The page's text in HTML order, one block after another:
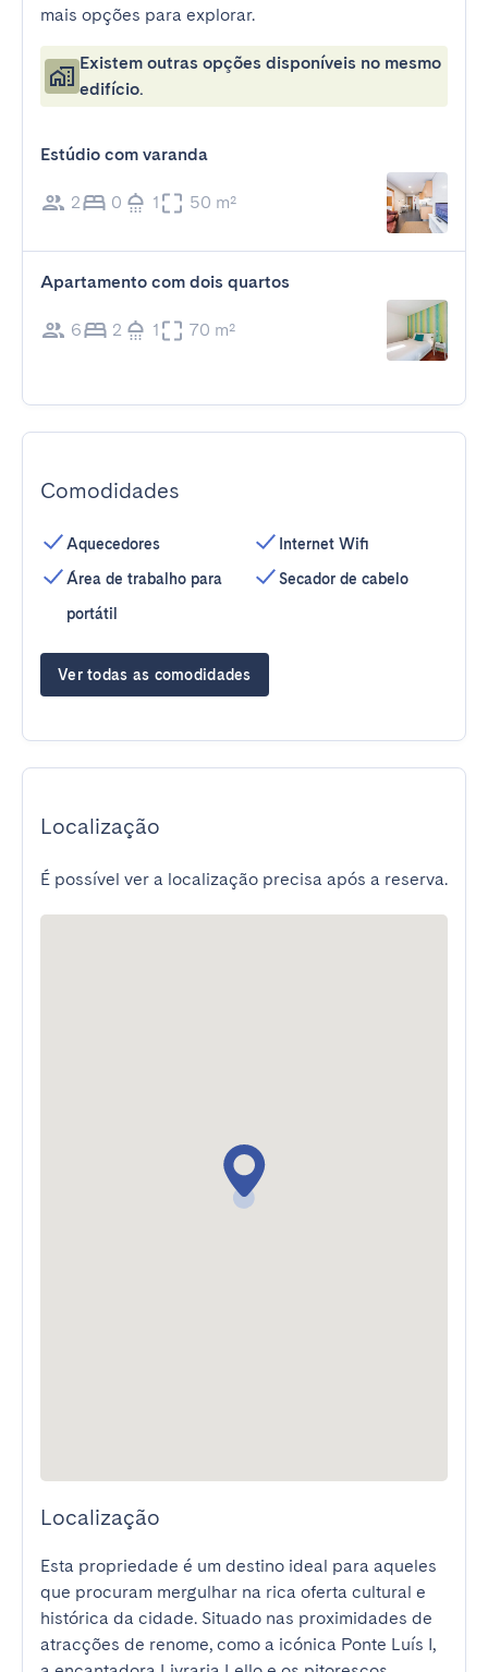
mais opções para explorar.
Existem outras opções disponíveis no mesmo
edifício.
Estúdio com varanda
2 0 1 50 m²
Apartamento com dois quartos
6 2 1 70 m²
Comodidades
Aquecedores
Área de trabalho para
portátil
Internet Wifi
Secador de cabelo
Ver todas as comodidades
Localização
É possível ver a localização precisa após a reserva.
Localização
Esta propriedade é um destino ideal para aqueles
que procuram mergulhar na rica oferta cultural e
histórica da cidade. Situado nas proximidades de
atracções de renome, como a icónica Ponte Luís I,